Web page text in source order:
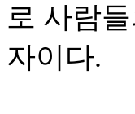
로 사람
자이다.